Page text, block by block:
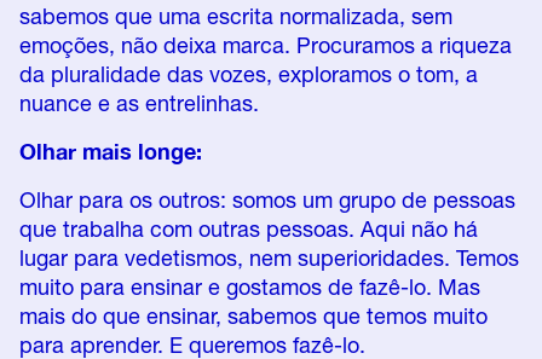
sabemos que uma escrita normalizada, sem
emoções, não deixa marca. Procuramos a riqueza
da pluralidade das vozes, exploramos o tom, a
nuance e as entrelinhas.
Olhar mais longe:
Olhar para os outros: somos um grupo de pessoas
que trabalha com outras pessoas. Aqui não há
lugar para vedetismos, nem superioridades. Temos
muito para ensinar e gostamos de fazê-lo. Mas
mais do que ensinar, sabemos que temos muito
para aprender. E queremos fazê-lo.